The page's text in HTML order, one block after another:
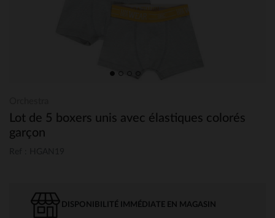
Lot de 5 boxers unis avec élastiques colorés
garçon
DISPONIBILITÉ IMMÉDIATE EN MAGASIN